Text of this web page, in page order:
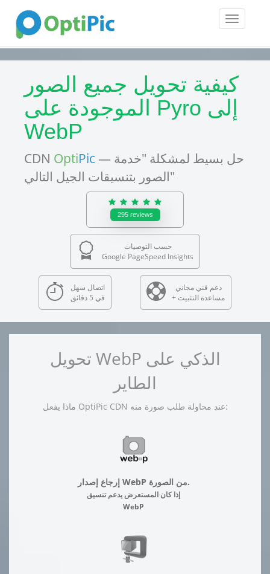
Toggle
كيفية تحويل جميع الصور
الموجودة على Pyro إلى
WebP
CDN OptiPic — حل بسيط لمشكلة "خدمة
الصور بتنسيقات الجيل التالي"
295 reviews
حسب التوصيات
Google PageSpeed Insights
اتصال سهل
في 5 دقائق
دعم فني مجاني
+ مساعدة التثبيت
تحويل WebP الذكي على
الطاير
ماذا يفعل OptiPic CDN عند محاولة طلب صورة منه:
إرجاع إصدار WebP من الصورة.
إذا كان المستعرض يدعم تنسيق
WebP